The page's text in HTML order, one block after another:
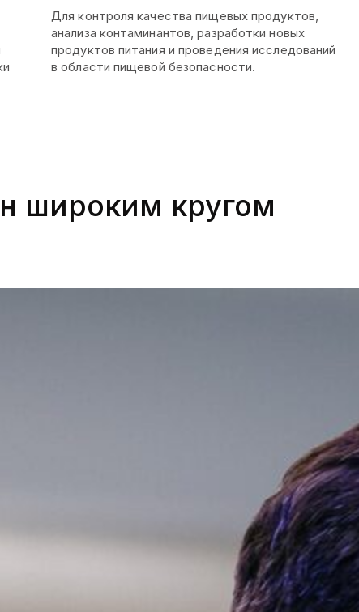
Для контроля качества пищевых продуктов,
анализа контаминантов, разработки новых
продуктов питания и проведения исследований
в области пищевой безопасности.
широким кругом